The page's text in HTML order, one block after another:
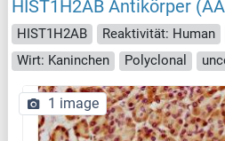
HIST1H2AB Antikörper
HIST1H2AB Reaktivität: Human
Wirt: Kaninchen
Polyclonal
1 image